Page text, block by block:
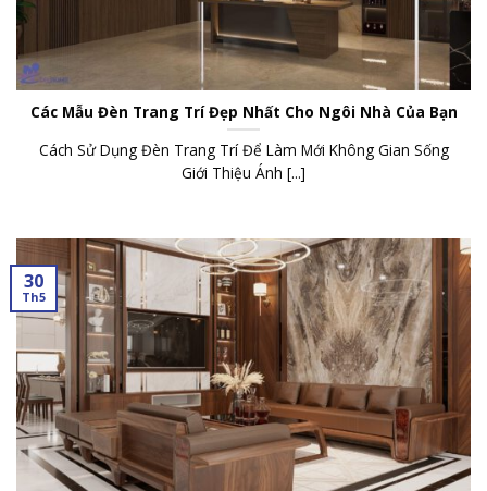
Các Mẫu Đèn Trang Trí Đẹp Nhất Cho Ngôi Nhà Của Bạn
Cách Sử Dụng Đèn Trang Trí Để Làm Mới Không Gian Sống
Giới Thiệu Ánh [...]
30
Th5